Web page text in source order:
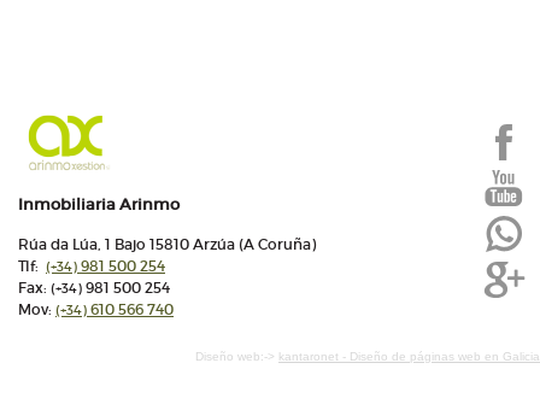
Inmobiliaria Arinmo
Rúa da Lúa, 1 Bajo 15810 Arzúa (A Coruña)
Tlf: (+34) 981 500 254
Fax: (+34) 981 500 254
Mov: (+34) 610 566 740
Diseño web:-> kantaronet - Diseño de páginas web en Galicia